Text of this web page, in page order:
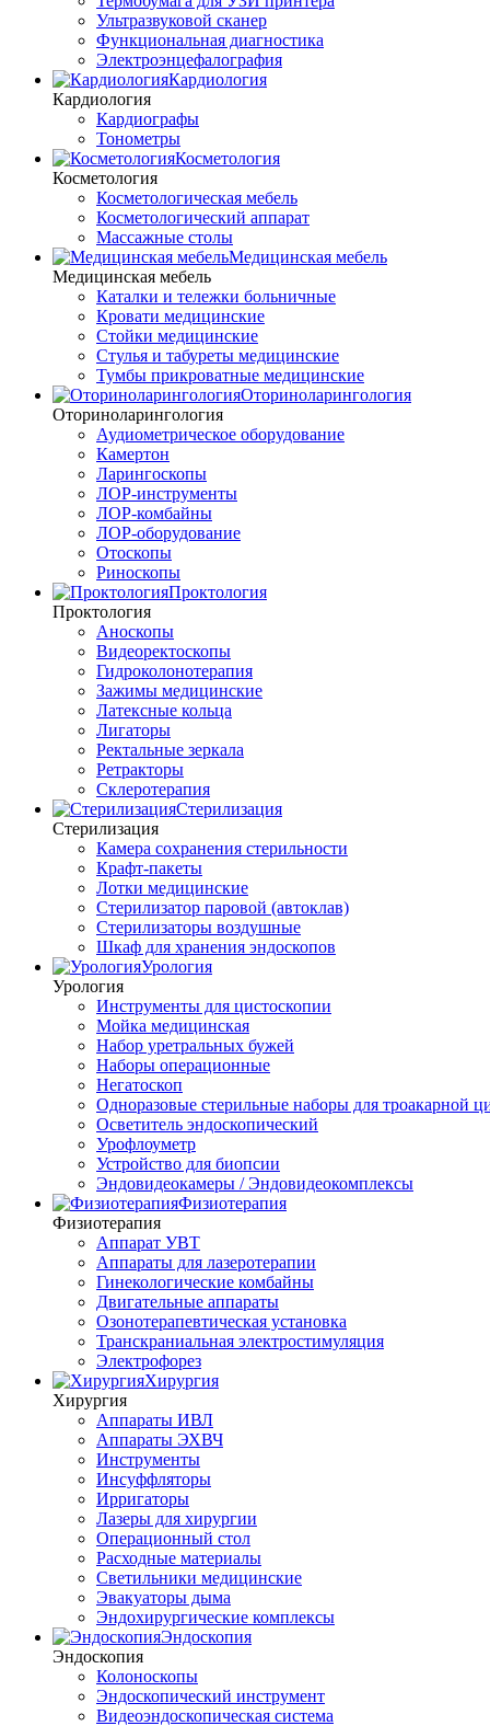
Ультразвуковой сканер
Функциональная диагностика
Электроэнцефалография
Кардиология
Кардиология
Кардиографы
Тонометры
Косметология
Косметология
Косметологическая мебель
Косметологический аппарат
Массажные столы
Медицинская мебель
Медицинская мебель
Каталки и тележки больничные
Кровати медицинские
Стойки медицинские
Стулья и табуреты медицинские
Тумбы прикроватные медицинские
Оториноларингология
Оториноларингология
Аудиометрическое оборудование
Камертон
Ларингоскопы
ЛОР-инструменты
ЛОР-комбайны
ЛОР-оборудование
Отоскопы
Риноскопы
Проктология
Проктология
Аноскопы
Видеоректоскопы
Гидроколонотерапия
Зажимы медицинские
Латексные кольца
Лигаторы
Ректальные зеркала
Ретракторы
Склеротерапия
Стерилизация
Стерилизация
Камера сохранения стерильности
Крафт-пакеты
Лотки медицинские
Стерилизатор паровой (автоклав)
Стерилизаторы воздушные
Шкаф для хранения эндоскопов
Урология
Урология
Инструменты для цистоскопии
Мойка медицинская
Набор уретральных бужей
Наборы операционные
Негатоскоп
Одноразовые стерильные наборы для троакарной
Осветитель эндоскопический
Урофлоуметр
Устройство для биопсии
Эндовидеокамеры / Эндовидеокомплексы
Физиотерапия
Физиотерапия
Аппарат УВТ
Аппараты для лазеротерапии
Гинекологические комбайны
Двигательные аппараты
Озонотерапевтическая установка
Транскраниальная электростимуляция
Электрофорез
Хирургия
Хирургия
Аппараты ИВЛ
Аппараты ЭХВЧ
Инструменты
Инсуффляторы
Ирригаторы
Лазеры для хирургии
Операционный стол
Расходные материалы
Светильники медицинские
Эвакуаторы дыма
Эндохирургические комплексы
Эндоскопия
Эндоскопия
Колоноскопы
Эндоскопический инструмент
Видеоэндоскопическая система